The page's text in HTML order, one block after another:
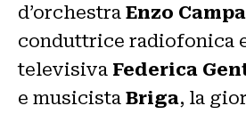
d’orchestra Enzo
conduttrice radiofonica
televisiva Federica
e musicista Briga, la